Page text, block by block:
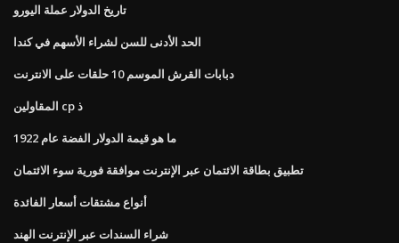
تاريخ الدولار عملة اليورو
الحد الأدنى للسن لشراء الأسهم في كندا
دبابات القرش الموسم 10 حلقات على الانترنت
المقاولين cp ذ
ما هو قيمة الدولار الفضة عام 1922
تطبيق بطاقة الائتمان عبر الإنترنت موافقة فورية سوء الائتمان
أنواع مشتقات أسعار الفائدة
شراء السندات عبر الإنترنت الهند